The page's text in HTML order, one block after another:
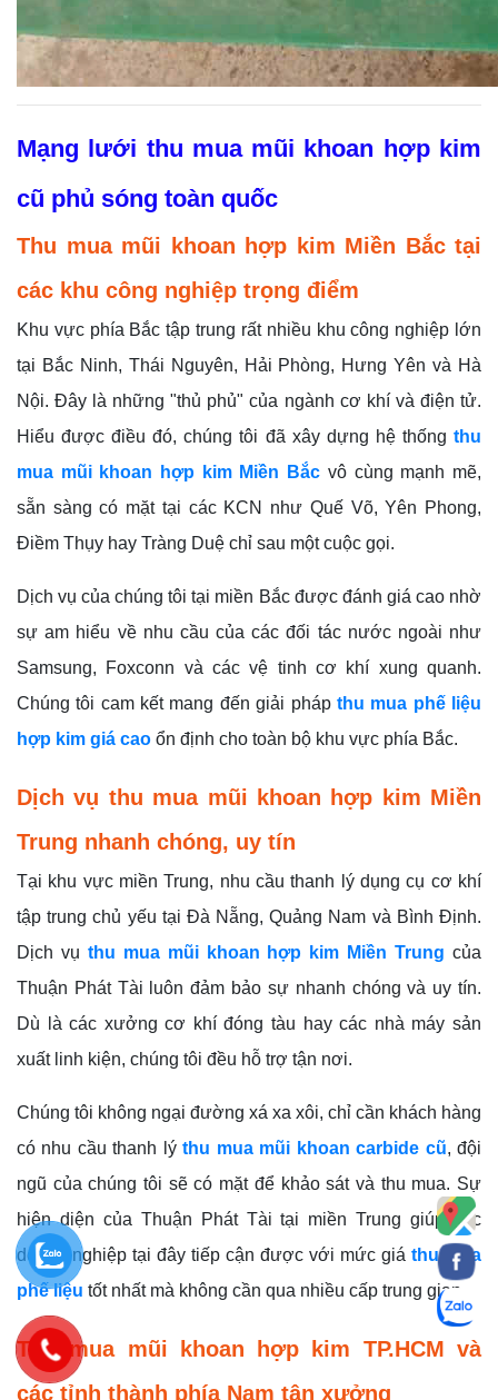
Mạng lưới thu mua mũi khoan hợp kim
cũ phủ sóng toàn quốc
Thu mua mũi khoan hợp kim Miền Bắc tại
các khu công nghiệp trọng điểm
Khu vực phía Bắc tập trung rất nhiều khu công nghiệp lớn
tại Bắc Ninh, Thái Nguyên, Hải Phòng, Hưng Yên và Hà
Nội. Đây là những "thủ phủ" của ngành cơ khí và điện tử.
Hiểu được điều đó, chúng tôi đã xây dựng hệ thống thu
mua mũi khoan hợp kim Miền Bắc vô cùng mạnh mẽ,
sẵn sàng có mặt tại các KCN như Quế Võ, Yên Phong,
Điềm Thụy hay Tràng Duệ chỉ sau một cuộc gọi.
Dịch vụ của chúng tôi tại miền Bắc được đánh giá cao nhờ
sự am hiểu về nhu cầu của các đối tác nước ngoài như
Samsung, Foxconn và các vệ tinh cơ khí xung quanh.
Chúng tôi cam kết mang đến giải pháp thu mua phế liệu
hợp kim giá cao ổn định cho toàn bộ khu vực phía Bắc.
Dịch vụ thu mua mũi khoan hợp kim Miền
Trung nhanh chóng, uy tín
Tại khu vực miền Trung, nhu cầu thanh lý dụng cụ cơ khí
tập trung chủ yếu tại Đà Nẵng, Quảng Nam và Bình Định.
Dịch vụ thu mua mũi khoan hợp kim Miền Trung của
Thuận Phát Tài luôn đảm bảo sự nhanh chóng và uy tín.
Dù là các xưởng cơ khí đóng tàu hay các nhà máy sản
xuất linh kiện, chúng tôi đều hỗ trợ tận nơi.
Chúng tôi không ngại đường xá xa xôi, chỉ cần khách hàng
có nhu cầu thanh lýthu mua mũi khoan carbide cũ, đội
ngũ của chúng tôi sẽ có mặt để khảo sát và thu mua. Sự
hiện diện của Thuận Phát Tài tại miền Trung giúp các
doanh nghiệp tại đây tiếp cận được với mức giá thu mua
phế liệu tốt nhất mà không cần qua nhiều cấp trung gian.
Thu mua mũi khoan hợp kim TP.HCM và
các tỉnh thành phía Nam tận xưởng